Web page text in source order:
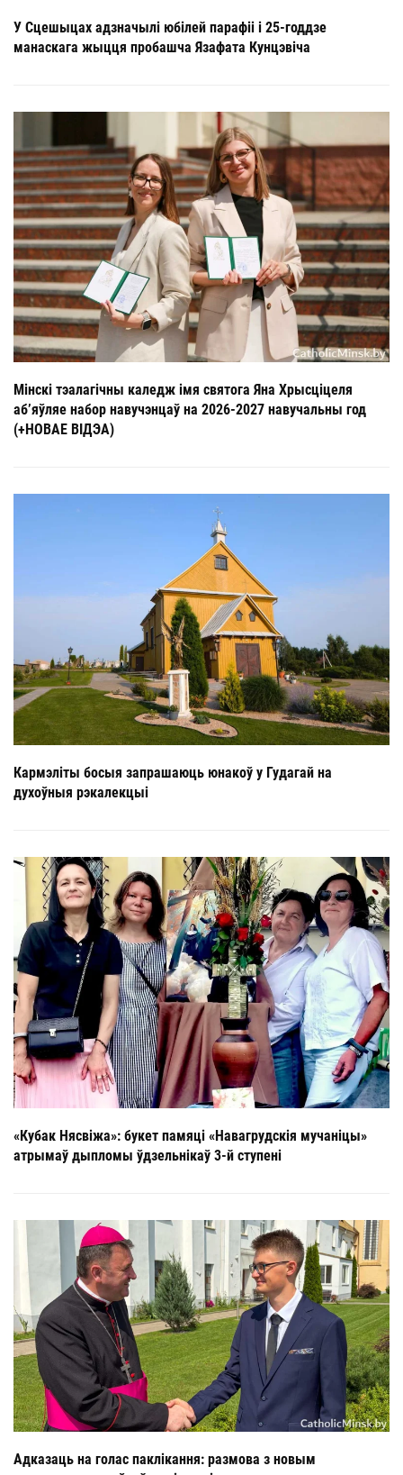
У Сцешыцах адзначылі юбілей парафіі і 25-годдзе
манаскага жыцця пробашча Язафата Кунцэвіча
Мінскі тэалагічны каледж імя святога Яна Хрысціцеля
аб’яўляе набор навучэнцаў на 2026-2027 навучальны год
(+НОВАЕ ВІДЭА)
Кармэліты босыя запрашаюць юнакоў у Гудагай на
духоўныя рэкалекцыі
«Кубак Нясвіжа»: букет памяці «Навагрудскія мучаніцы»
атрымаў дыпломы ўдзельнікаў 3-й ступені
Адказаць на голас паклікання: размова з новым